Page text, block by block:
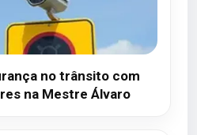
no trânsito com
na Mestre Álvaro